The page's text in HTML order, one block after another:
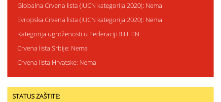
Globalna Crvena lista (IUCN kategorija 2020): Nema
Evropska Crvena lista (IUCN kategorija 2020): Nema
Kategorija ugroženosti u Federaciji BiH: EN
Crvena lista Srbije: Nema
Crvena lista Hrvatske: Nema
STATUS ZAŠTITE: